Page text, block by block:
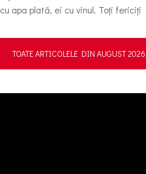
cu apa plată, ei cu vinul. Toți fericiți
TOATE ARTICOLELE DIN AUGUST 2026